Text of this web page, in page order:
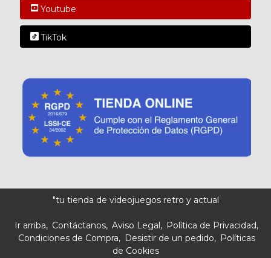
Youtube
TikTok
"tu tienda de videojuegos retro y actual
Ir arriba Contáctanos Aviso Legal
Política de Privacidad
Condiciones de Compra
Desistir de un pedido
Políticas
de Cookies